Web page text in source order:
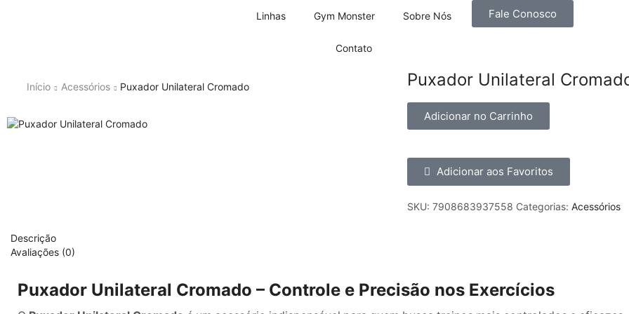
Linhas Gym Monster Sobre Nós
Contato
Fale Conosco
Início Acessórios Puxador Unilateral Cromado Puxador Unilateral
Adicionar no Carrinho
Adicionar aos Favoritos
SKU: 7908683937558 Categorias: Acessórios
Descrição
Avaliações (0)
Puxador Unilateral Cromado – Controle e Precisão nos Exercícios